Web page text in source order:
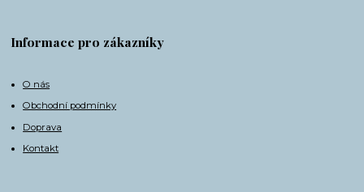
Informace pro zákazníky
O nás
Obchodní podmínky
Doprava
Kontakt